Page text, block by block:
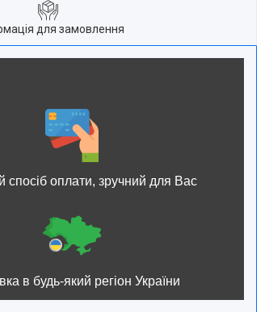
для замовлення
спосіб оплати, зручний для Вас
в будь-який регіон України